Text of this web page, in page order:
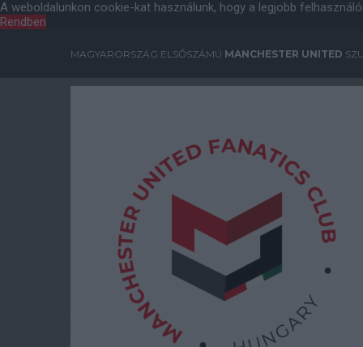
A weboldalunkon cookie-kat használunk, hogy a legjobb
Rendben
MAGYARORSZÁG ELSŐSZÁMÚ MANCHESTER UNITED